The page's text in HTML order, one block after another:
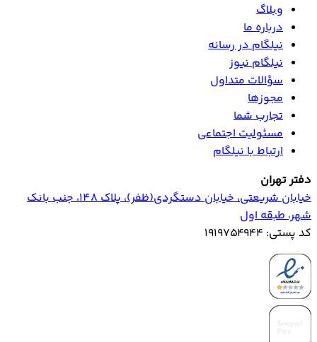
وبلاگ
درباره ما
نیلگام در رسانه
نیلگام نیوز
سؤالات متداول
مجوزها
تجارب شما
مسئولیت اجتماعی
ارتباط با نیلگام
دفتر تهران
خیابان‌ شریعتی، خیابان‌ دستگردی(ظفر)، پلاک 148، جنب بانک
شهر، طبقه اول
کد پستی: ۱۹۱۹۷۵۴۹۴۴